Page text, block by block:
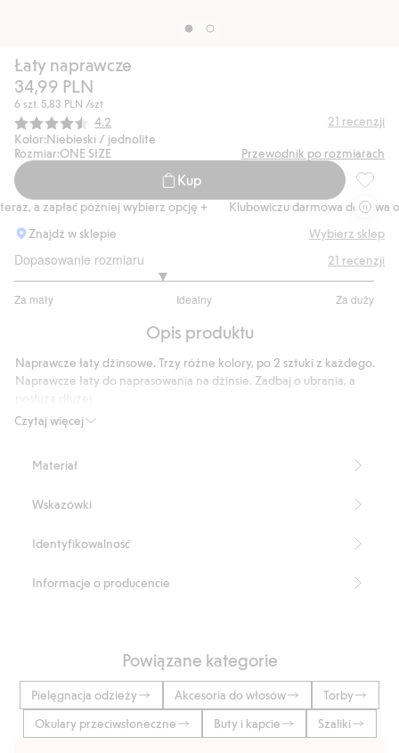
Łaty naprawcze
34,99 PLN
6 szt. 5,83 PLN /szt
Średnia ocena:
4.2 21 recenzji
Kolor:Niebieski / jednolite
Rozmiar:ONE SIZE Przewodnik po rozmiarach
Kup
Łaty
a zapłać później wybierz opcję +
Klubowiczu darmowa dostawa od
Znajdź w sklepie
Wybierz sklep
Dopasowanie rozmiaru
Za mały Idealny Za duży
na
11
głosów
21 recenzji
Opis produktu
Czytaj więcej
Naprawcze łaty dżinsowe. Trzy różne kolory, po 2 sztuki z każdego.
Naprawcze łaty do naprasowania na dżinsie. Zadbaj o ubrania, a
45 sekund
3. Odczekaj 5 minut
– Naprasowanki
Kappahl w prace na rzecz Better Cotton. Produkt jest pozyskiwany
poprzez system bilansu masy, co oznacza, że nie można
Materiał
Wskazówki
Identyfikowalność
Informacje o producencie
Powiązane kategorie
Pielęgnacja odzieży Akcesoria do włosów
Torby
Okulary przeciwsłoneczne
Buty i kapcie Szaliki